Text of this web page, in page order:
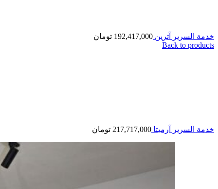
خدمة السرير آترين 192,417,000 تومان
Back to products
خدمة السرير آرمیتا 217,717,000 تومان